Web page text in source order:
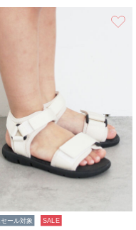
り
ール対象 SALE